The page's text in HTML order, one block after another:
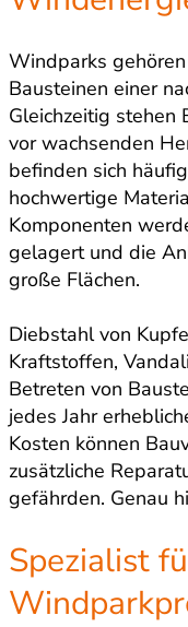
Windparks
Bausteinen einer
Gleichzeitig stehen
vor wachsenden
befinden sich
hochwertige
Komponenten
gelagert und die
große Flächen.
Diebstahl von
Kraftstoffen,
Betreten von
jedes Jahr
Kosten können
zusätzliche
gefährden. Genau
Spezialist